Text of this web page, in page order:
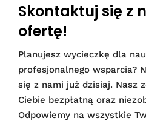
Skontaktuj się z
ofertę!
Planujesz wycieczkę dla
profesjonalnego wsparcia?
się z nami już dzisiaj. Nasz
Ciebie bezpłatną oraz
Odpowiemy na wszystkie